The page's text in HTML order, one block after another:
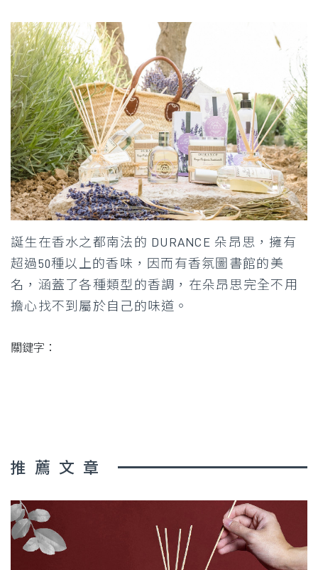
誕生在香水之都南法的 DURANCE 朵昂思，擁有
超過50種以上的香味，因而有香氛圖書館的美
名，涵蓋了各種類型的香調，在朵昂思完全不用
擔心找不到屬於自己的味道。
關鍵字：
推薦文章